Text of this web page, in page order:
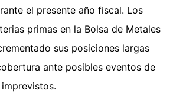
el presente año fiscal. Los
primas en la Bolsa de Metales
sus posiciones largas
ante posibles eventos de